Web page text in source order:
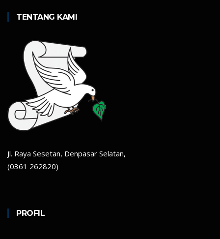
TENTANG KAMI
Jl. Raya Sesetan, Denpasar Selatan,
(0361 262820)
PROFIL